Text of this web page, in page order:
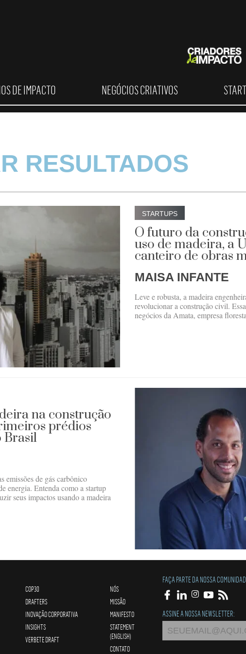
DE IMPACTO NEGÓCIOS CRIATIVOS
RESULTADOS
STARTUPS
O futuro da
uso de madeira, a
canteiro de obras
MAISA INFANTE
Leve e robusta, a madeira
revolucionar a construção civil.
negócios da Amata, empresa
na construção
prédios
Brasil
emissões de gás carbônico
energia. Entenda como a startup
seus impactos usando a madeira
COP30
DRAFTERS
INOVAÇÃO CORPORATIVA
INSIGHTS
VERBETE DRAFT
NÓS
MISSÃO
MANIFESTO
STATEMENT
(ENGLISH)
CONTATO
FAÇA PARTE DA NOSSA
ASSINE A NOSSA NEWSLETTER: